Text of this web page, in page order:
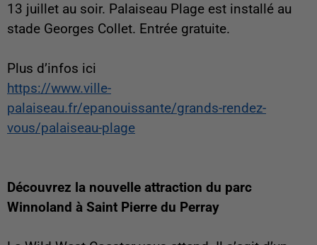
13 juillet au soir. Palaiseau Plage est installé au
stade Georges Collet. Entrée gratuite.
Plus d’infos ici
https://www.ville-
palaiseau.fr/epanouissante/grands-rendez-
vous/palaiseau-plage
Découvrez la nouvelle attraction du parc
Winnoland à Saint Pierre du Perray